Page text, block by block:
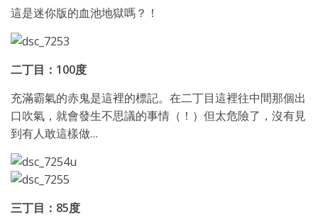
這是迷你版的血池地獄嗎？！
二丁目：100度
充滿霸氣的赤鬼是這裡的標記。在二丁目這裡往中間那個出
口吹氣，就會發生不思議的事情（！）但太危險了，沒有見
到有人敢這樣做…
三丁目：85度